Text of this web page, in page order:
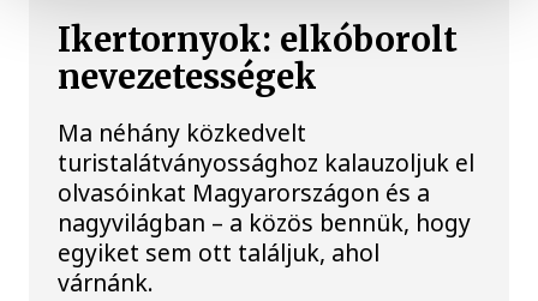
Ikertornyok: elkóborolt
nevezetességek
Ma néhány közkedvelt
turistalátványossághoz kalauzoljuk el
olvasóinkat Magyarországon és a
nagyvilágban – a közös bennük, hogy
egyiket sem ott találjuk, ahol
várnánk.